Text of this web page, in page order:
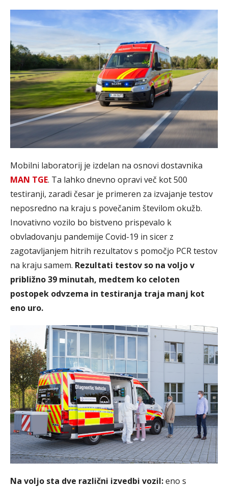
Mobilni laboratorij je izdelan na osnovi dostavnika
MAN TGE. Ta lahko dnevno opravi več kot 500
testiranji, zaradi česar je primeren za izvajanje testov
neposredno na kraju s povečanim številom okužb.
Inovativno vozilo bo bistveno prispevalo k
obvladovanju pandemije Covid-19 in sicer z
zagotavljanjem hitrih rezultatov s pomočjo PCR testov
na kraju samem. Rezultati testov so na voljo v
približno 39 minutah, medtem ko celoten
postopek odvzema in testiranja traja manj kot
eno uro.
Na voljo sta dve različni izvedbi vozil:eno s